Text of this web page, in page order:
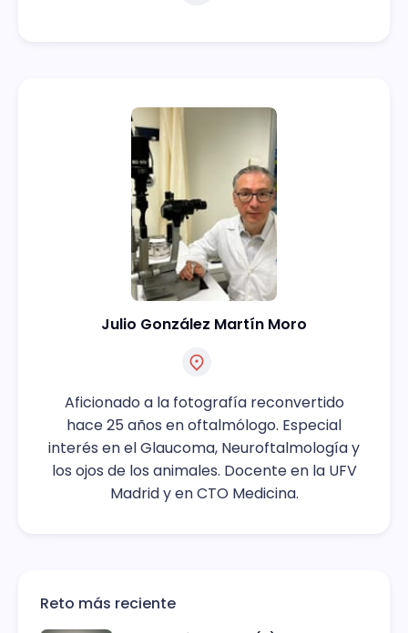
Julio González Martín Moro
Aficionado a la fotografía reconvertido
hace 25 años en oftalmólogo. Especial
interés en el Glaucoma, Neuroftalmología y
los ojos de los animales. Docente en la UFV
Madrid y en CTO Medicina.
Reto más reciente